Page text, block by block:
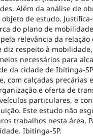
Além da análise de
de estudo.
do plano de
relevância da
respeito à
necessários para
da cidade de Ibitinga-
com calçadas precárias
e oferta de
particulares, e
Este estudo não
trabalhos nesta área.
Ibitinga-SP.